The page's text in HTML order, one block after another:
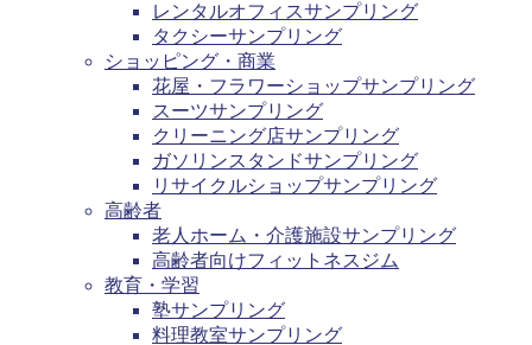
レンタルオフィスサンプリング
タクシーサンプリング
ショッピング・商業
花屋・フラワーショップサンプリング
スーツサンプリング
クリーニング店サンプリング
ガソリンスタンドサンプリング
リサイクルショップサンプリング
高齢者
老人ホーム・介護施設サンプリング
高齢者向けフィットネスジム
教育・学習
塾サンプリング
料理教室サンプリング